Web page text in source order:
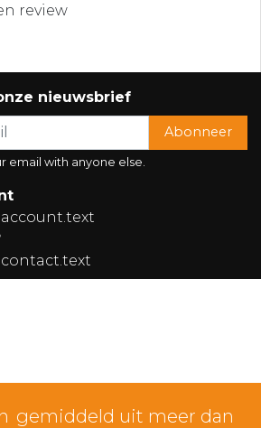
review
nieuwsbrief
Abonneer
email with anyone else.
gemiddeld uit meer dan